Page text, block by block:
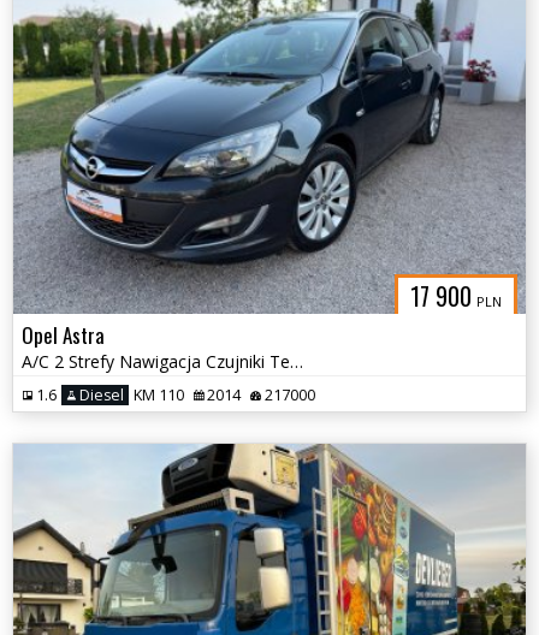
17 900 PLN
Opel Astra
A/C 2 Strefy Nawigacja Czujniki Tempomat
1.6 Diesel KM 110 2014 217000